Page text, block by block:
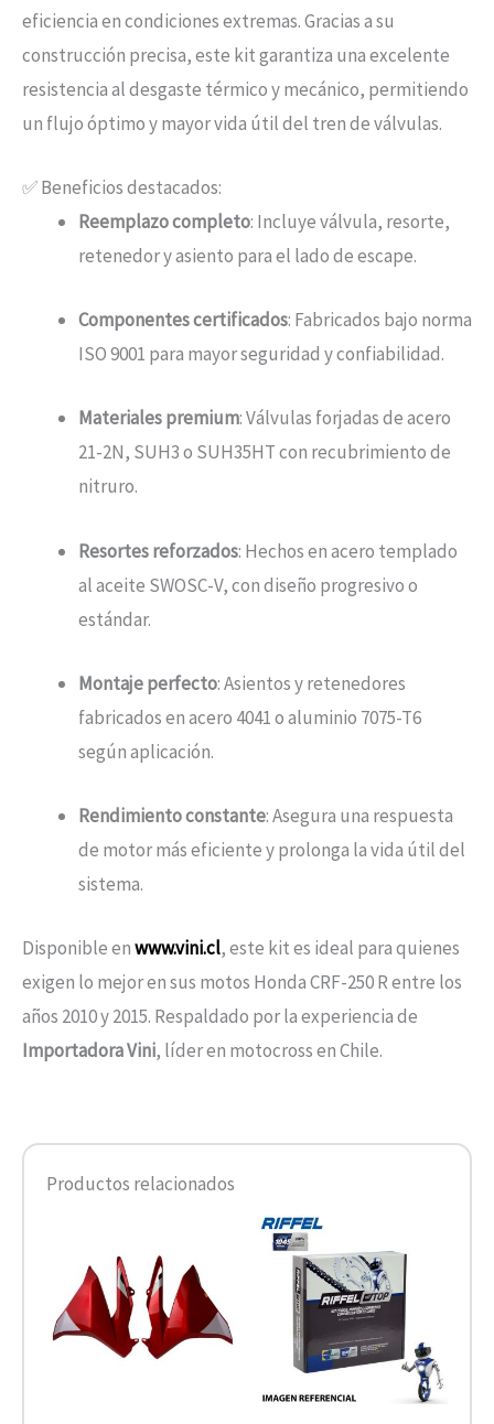
eficiencia en condiciones extremas. Gracias a su
construcción precisa, este kit garantiza una excelente
resistencia al desgaste térmico y mecánico, permitiendo
un flujo óptimo y mayor vida útil del tren de válvulas.
✅ Beneficios destacados:
Reemplazo completo: Incluye válvula, resorte,
retenedor y asiento para el lado de escape.
Componentes certificados: Fabricados bajo norma
ISO 9001 para mayor seguridad y confiabilidad.
Materiales premium: Válvulas forjadas de acero
21-2N, SUH3 o SUH35HT con recubrimiento de
nitruro.
Resortes reforzados: Hechos en acero templado
al aceite SWOSC-V, con diseño progresivo o
estándar.
Montaje perfecto: Asientos y retenedores
fabricados en acero 4041 o aluminio 7075-T6
según aplicación.
Rendimiento constante: Asegura una respuesta
de motor más eficiente y prolonga la vida útil del
sistema.
Disponible enwww.vini.cl, este kit es ideal para quienes
exigen lo mejor en sus motos Honda CRF-250 R entre los
años 2010 y 2015. Respaldado por la experiencia de
Importadora Vini, líder en motocross en Chile.
Productos relacionados